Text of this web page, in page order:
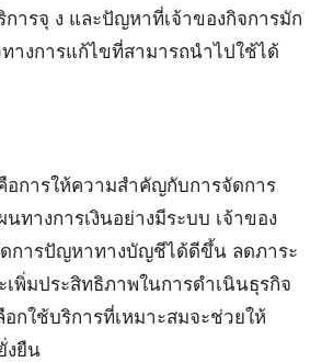
ารจุ ง และปัญหาที่เจ้าของกิจการมัก
างการแก้ไขที่สามารถนำไปใช้ได้
การให้ความสำคัญกับการจัดการ
ทางการเงินอย่างมีระบบ เจ้าของ
ดการปัญหาทางบัญชีได้ดีขึ้น ลดภาระ
เพิ่มประสิทธิภาพในการดำเนินธุรกิจ
กใช้บริการที่เหมาะสมจะช่วยให้
งยืน